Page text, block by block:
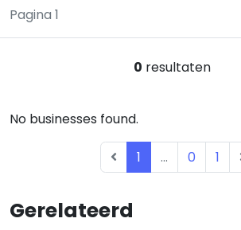
Pagina 1
Gerelateerd
0 resultaten
No businesses found.
1 ... 0 1